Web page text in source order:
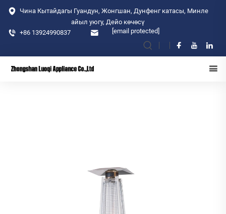
Чина Кытайдагы Гуандун, Жонгшан, Дунфенг катасы, Минле
айыл уюгу, Дейо көчөсү
+86 13924990837
[email protected]